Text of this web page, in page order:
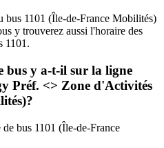
bus 1101 (Île-de-France Mobilités)
y trouverez aussi l'horaire des
1101.
bus y a-t-il sur la ligne
Préf. <> Zone d'Activités
bus 1101 (Île-de-France